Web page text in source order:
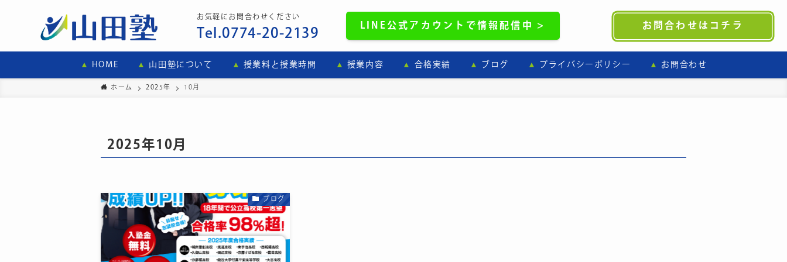
HOME 山田塾について 授業料と授業時間 授業内容 合格実績 ブログ プライバシーポリシー お問合わせ
お気軽にお問合わせください
Tel.0774-20-2139 LINE公式アカウントで情報配信中 > お問合わせはコチラ
ホーム 2025年 10月
2025年10月
ブログ